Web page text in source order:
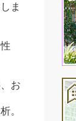
ま
お
。